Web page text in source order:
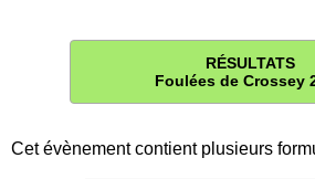
RÉSULTATS
Foulées de Crossey
Cet évènement contient plusieurs